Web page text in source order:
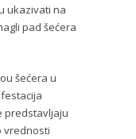
ukazivati na
pad šećera
šećera u
predstavljaju
vrednosti